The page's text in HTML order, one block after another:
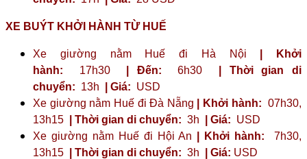
XE BUÝT KHỞI HÀNH TỪ HUẾ
Xe giường nằm Huế đi Hà Nội
| Khởi
hành: 17h30 | Đến: 6h30
| Thời gian di
chuyển: 13h | Giá: USD
Xe giường nằm Huế đi Đà Nẵng
| Khởi hành: 07h30,
13h15
| Thời gian di chuyển: 3h | Giá: USD
Xe giường nằm Huế đi Hội An
| Khởi hành: 7h30,
13h15
| Thời gian di chuyển: 3h | Giá: USD